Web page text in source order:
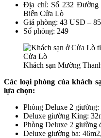
Địa chỉ: Số 232 Đường
Biển Cửa Lò
Giá phòng: 43 USD –
Số phòng: 249
Khách sạn Mường
Các loại phòng của khách
lựa chọn:
Phòng Deluxe 2
Deluxe giường King:
Phòng Deluxe 2 giường
Deluxe giường ba: